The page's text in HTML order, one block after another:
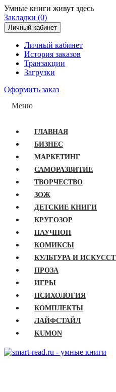
Умные книги живут здесь
Закладки (0)
Личный кабинет
Личный кабинет
История заказов
Транзакции
Загрузки
Оформить заказ
Меню
ГЛАВНАЯ
БИЗНЕС
МАРКЕТИНГ
САМОРАЗВИТИЕ
ТВОРЧЕСТВО
ЗОЖ
ДЕТСКИЕ КНИГИ
КРУГОЗОР
НАУЧПОП
КОМИКСЫ
КУЛЬТУРА И
ПРОЗА
ИГРЫ
ПСИХОЛОГИЯ
КОМПЛЕКТЫ
ЛАЙФСТАЙЛ
KUMON